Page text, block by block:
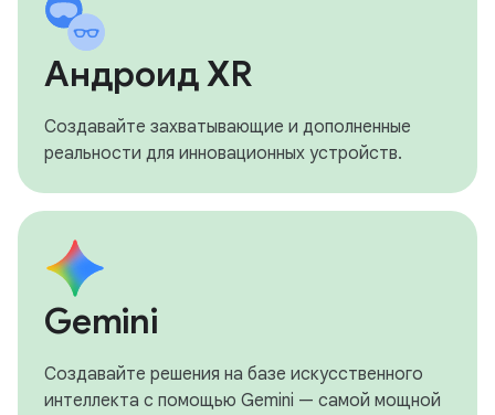
Андроид XR
Создавайте захватывающие и дополненные
реальности для инновационных устройств.
Gemini
Создавайте решения на базе искусственного
интеллекта с помощью Gemini — самой мощной